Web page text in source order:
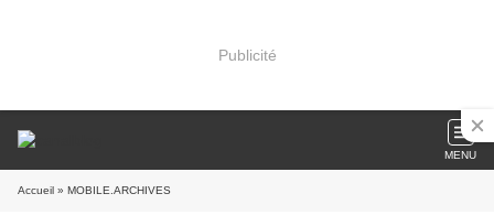
Publicité
MENU
Accueil » MOBILE.ARCHIVES